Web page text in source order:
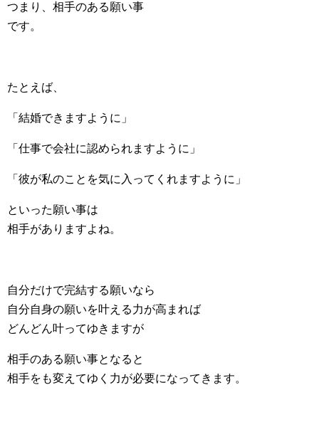
つまり、相手のある願い事
です。
たとえば、
「結婚できますように」
「仕事で会社に認められますように」
「彼が私のことを気に入ってくれますように」
といった願い事は
相手がありますよね。
自分だけで完結する願いなら
自分自身の願いを叶える力が高まれば
どんどん叶ってゆきますが
相手のある願い事となると
相手をも変えてゆく力が必要になってきます。